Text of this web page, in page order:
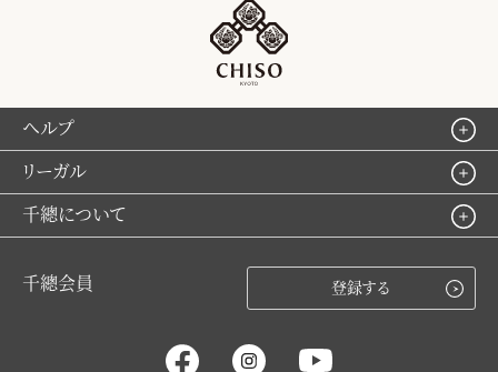
ヘルプ
リーガル
千總について
千總会員 登録する